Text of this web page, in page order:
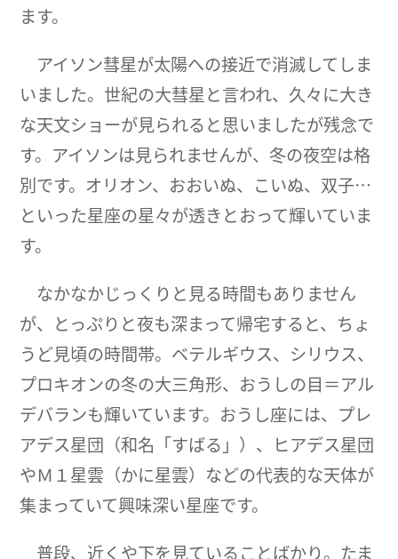
ます。
アイソン彗星が太陽への接近で消滅してしま
いました。世紀の大彗星と言われ、久々に大き
な天文ショーが見られると思いましたが残念で
す。アイソンは見られませんが、冬の夜空は格
別です。オリオン、おおいぬ、こいぬ、双子…
といった星座の星々が透きとおって輝いていま
す。
なかなかじっくりと見る時間もありません
が、とっぷりと夜も深まって帰宅すると、ちょ
うど見頃の時間帯。ベテルギウス、シリウス、
プロキオンの冬の大三角形、おうしの目＝アル
デバランも輝いています。おうし座には、プレ
アデス星団（和名「すばる」）、ヒアデス星団
やＭ１星雲（かに星雲）などの代表的な天体が
集まっていて興味深い星座です。
普段、近くや下を見ていることばかり。たま